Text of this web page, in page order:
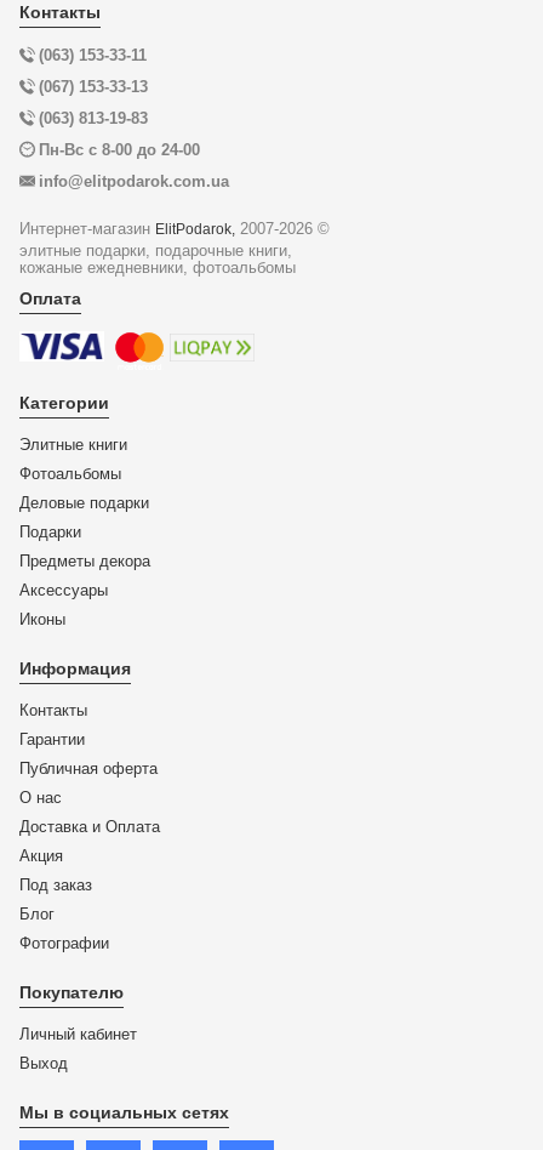
Контакты
(063) 153-33-11
(067) 153-33-13
(063) 813-19-83
Пн-Вс с 8-00 до 24-00
info@elitpodarok.com.ua
Интернет-магазин ElitPodarok,
2007-2026 ©
элитные подарки, подарочные книги,
кожаные ежедневники, фотоальбомы
Оплата
Категории
Элитные книги
Фотоальбомы
Деловые подарки
Подарки
Предметы декора
Аксессуары
Иконы
Информация
Контакты
Гарантии
Публичная оферта
О нас
Доставка и Оплата
Акция
Под заказ
Блог
Фотографии
Покупателю
Личный кабинет
Выход
Мы в социальных сетях